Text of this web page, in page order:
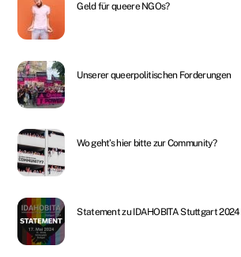
Geld für queere NGOs?
Unserer queerpolitischen Forderungen
Wo geht’s hier bitte zur Community?
Statement zu IDAHOBITA Stuttgart 2024